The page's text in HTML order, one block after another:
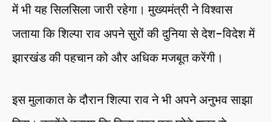
में भी यह सिलसिला जारी रहेगा। मुख्यमंत्री ने विश्वास
जताया कि शिल्पा राव अपने सुरों की दुनिया से देश-विदेश में
झारखंड की पहचान को और अधिक मजबूत करेंगी।
इस मुलाकात के दौरान शिल्पा राव ने भी अपने अनुभव साझा